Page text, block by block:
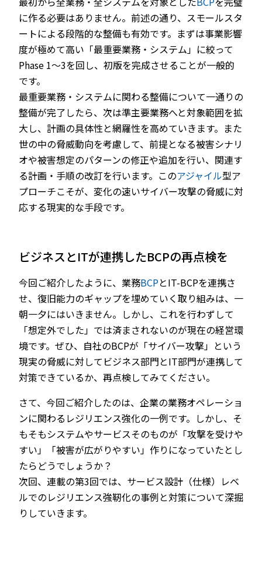
に作る必要はありません。前述の通り、スモールスタ
ートによる段階的な整備も有効です。まずは事業影響
度が極めて高い「最重要業務・システム」に絞って
Phase 1～3を回し、初版を完成させることが一般的
です。
最重要業務・システムに関わる整備について一通りの
整備が完了したら、次は準主要業務へと対象範囲を拡
大し、計画の具体性と網羅性を高めていきます。また
世の中の脅威動向を考慮して、前提となる被害シナリ
オや被害想定のパターンの修正や追加を行い、関連す
る計画・手順の改訂を行います。このアジャイル型ア
プローチこそが、変化の速いサイバー攻撃の脅威に対
応する現実的な手段です。
ビジネスとITが連携したBCPの再点検を
今回ご紹介したように、業務BCPとIT-BCPを連携さ
せ、復旧能力のギャップを埋めていく取り組みは、一
朝一夕にはいきません。しかし、これを行わずして
「想定外でした」では済まされないのが現在の経営環
境です。ぜひ、自社のBCPが「サイバー攻撃」という
現実の脅威に対してビジネス部門とIT部門が連携して
対策できているか、再点検してみてください。
さて、今回ご紹介したのは、企業の業務オペレーショ
ンに関わるレジリエンス強化の一例です。しかし、そ
もそもシステムやサービスそのものが「攻撃を受けや
すい」「被害が広がりやすい」作りになっていたとし
たらどうでしょうか？
次回、連載の第3回では、サービス設計（仕様）レベ
ルでのレジリエンス強靭化の事例と対策について深掘
りしていきます。